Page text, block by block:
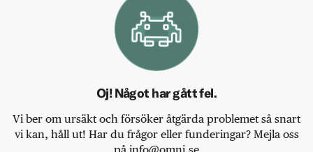
Oj! Något har gått fel.
Vi ber om ursäkt och försöker åtgärda problemet så snart
vi kan, håll ut! Har du frågor eller funderingar? Mejla oss